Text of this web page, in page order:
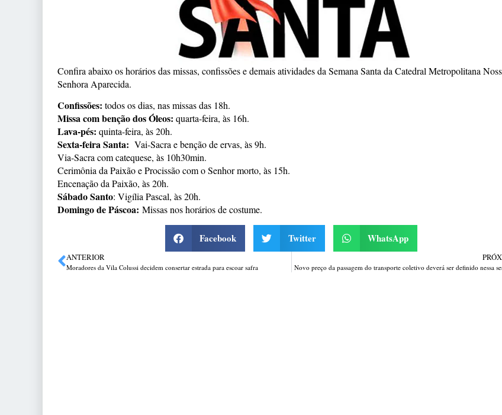
Confira abaixo os horários das missas, confissões e demais atividades da Semana Santa da Catedral Metropolitana
Senhora Aparecida.
Confissões: todos os dias, nas missas das 18h.
Missa com benção dos Óleos: quarta-feira, às 16h.
Lava-pés: quinta-feira, às 20h.
Sexta-feira Santa: Vai-Sacra e benção de ervas, às 9h.
Via-Sacra com catequese, às 10h30min.
Cerimônia da Paixão e Procissão com o Senhor morto, às 15h.
Encenação da Paixão, às 20h.
Sábado Santo: Vigília Pascal, às 20h.
Domingo de Páscoa: Missas nos horários de costume.
Facebook Twitter WhatsApp
ANTERIOR
Moradores da Vila Colussi decidem consertar estrada para escoar safra Novo preço da passagem do transporte coletivo deverá ser definido nessa